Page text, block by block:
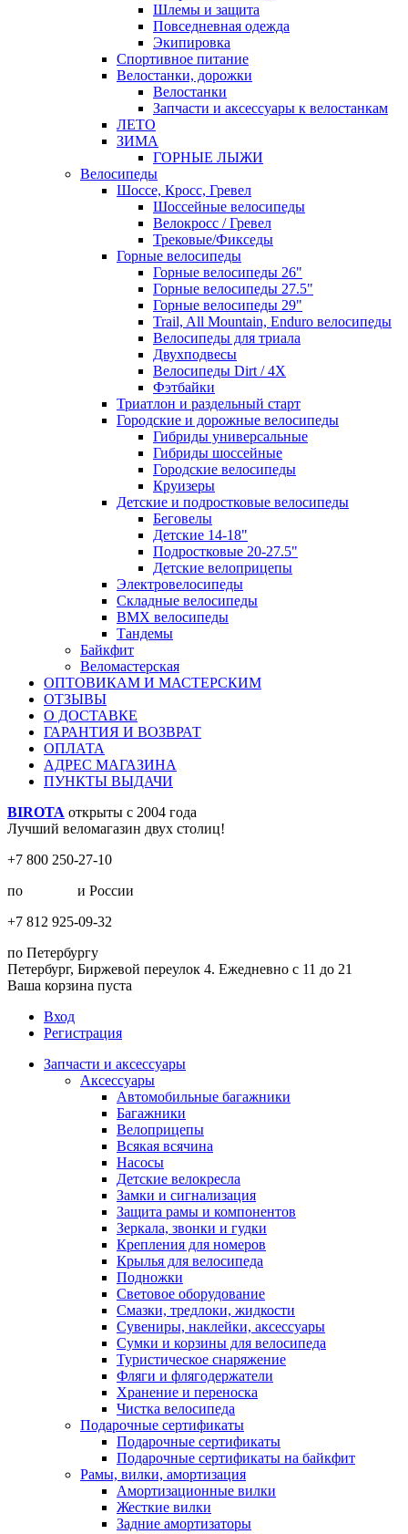
Шлемы и защита
Повседневная одежда
Экипировка
Спортивное питание
Велостанки, дорожки
Велостанки
Запчасти и аксессуары к велостанкам
ЛЕТО
ЗИМА
ГОРНЫЕ ЛЫЖИ
Велосипеды
Шоссе, Кросс, Гревел
Шоссейные велосипеды
Велокросс / Гревел
Трековые/Фикседы
Горные велосипеды
Горные велосипеды 26"
Горные велосипеды 27.5"
Горные велосипеды 29"
Trail, All Mountain, Enduro велосипеды
Велосипеды для триала
Двухподвесы
Велосипеды Dirt / 4X
Фэтбайки
Триатлон и раздельный старт
Городские и дорожные велосипеды
Гибриды универсальные
Гибриды шоссейные
Городские велосипеды
Круизеры
Детские и подростковые велосипеды
Беговелы
Детские 14-18"
Подростковые 20-27.5"
Детские велоприцепы
Электровелосипеды
Складные велосипеды
BMX велосипеды
Тандемы
Байкфит
Веломастерская
ОПТОВИКАМ И МАСТЕРСКИМ
ОТЗЫВЫ
О ДОСТАВКЕ
ГАРАНТИЯ И ВОЗВРАТ
ОПЛАТА
АДРЕС МАГАЗИНА
ПУНКТЫ ВЫДАЧИ
BIROTA открыты с 2004 года
Лучший веломагазин двух столиц!
+7 800 250-27-10
по
и России
+7 812 925-09-32
по Петербургу
Петербург, Биржевой переулок 4. Ежедневно с 11 до 21
Ваша корзина пуста
Вход
Регистрация
Запчасти и аксессуары
Аксессуары
Автомобильные багажники
Багажники
Велоприцепы
Всякая всячина
Насосы
Детские велокресла
Замки и сигнализация
Защита рамы и компонентов
Зеркала, звонки и гудки
Крепления для номеров
Крылья для велосипеда
Подножки
Световое оборудование
Смазки, тредлоки, жидкости
Сувениры, наклейки, аксессуары
Сумки и корзины для велосипеда
Туристическое снаряжение
Фляги и флягодержатели
Хранение и переноска
Чистка велосипеда
Подарочные сертификаты
Подарочные сертификаты
Подарочные сертификаты на байкфит
Рамы, вилки, амортизация
Амортизационные вилки
Жесткие вилки
Задние амортизаторы